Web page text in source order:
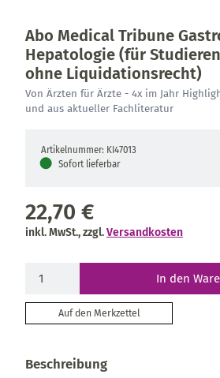
Abo Medical Tribune
Hepatologie (für
ohne Liquidationsrecht)
Von Ärzten für Ärzte - 4x im Jahr
und aus aktueller Fachliteratur
Artikelnummer: KI47013
● Sofort lieferbar
22,70 €
inkl. MwSt., zzgl.Versandkosten
In den
Auf den Merkzettel
Beschreibung